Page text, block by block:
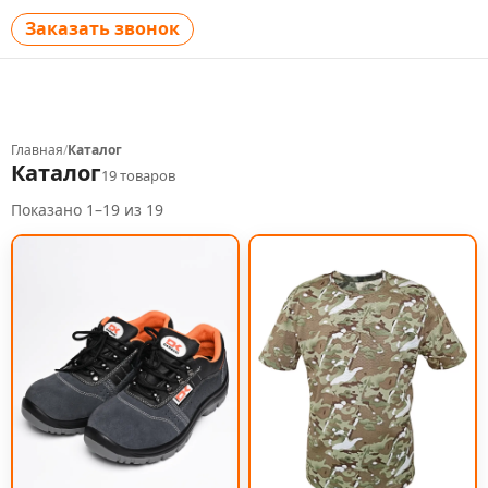
Заказать звонок
Главная/Каталог
Каталог19товаров
Показано 1–19 из 19